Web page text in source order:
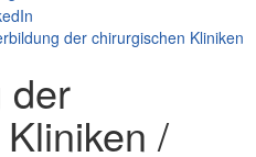
der chirurgischen Kliniken
der
/